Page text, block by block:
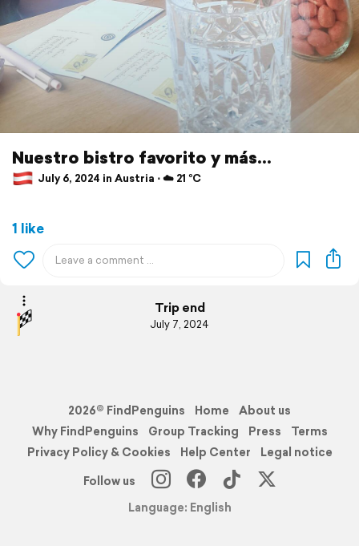
Nuestro bistro favorito y más...
July 6, 2024 in Austria ⋅ ☁️ 21 °C
1 like
Trip end
July 7, 2024
2026© FindPenguins Home
About us
Why FindPenguins
Group Tracking Press
Terms
Privacy Policy & Cookies
Help Center
Legal notice
Follow us
Language: English